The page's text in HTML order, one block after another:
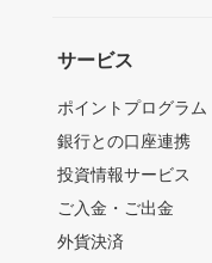
サービス
ポイントプログラム
銀行との口座連携
投資情報サービス
ご入金・ご出金
外貨決済